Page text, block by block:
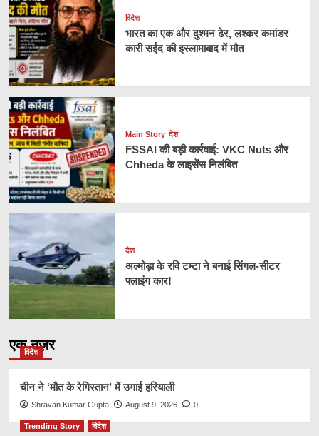
विदेश
भारत का एक और दुश्मन ढेर, लश्कर कमांडर
कारी सईद की इस्लामाबाद में मौत
Main Story देश
FSSAI की बड़ी कार्रवाई: VKC Nuts और
Chheda के लाइसेंस निलंबित
देश
अल्मोड़ा के रवि टम्टा ने बनाई सिंगल-सीटर
फ्लाइंग कार!
एक नज़र
विदेश
चीन ने ‘मौत के रेगिस्तान’ में उगाई हरियाली
Shravan Kumar Gupta August 9, 2026 0
Trending Story विदेश